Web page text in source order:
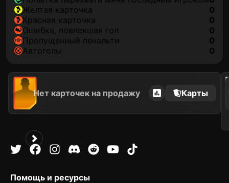
желтая карточка
0
красная карточка
0
ошибка, повлекшая гол
0
пропущенный пенальти
0
автоголы
0
Нет карточек на продажу Карты
2025
Помощь и ресурсы